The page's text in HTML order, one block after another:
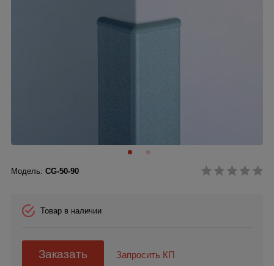
Модель: CG-50-90
Товар в наличии
Заказать Запросить КП